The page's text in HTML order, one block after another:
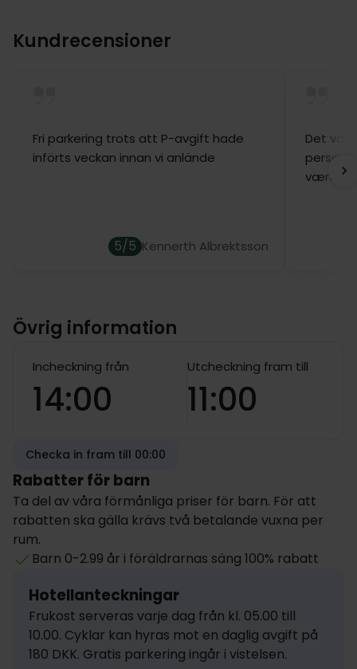
Kundrecensioner
Fri parkering trots att P-avgift hade
införts veckan innan vi anlände
5/5 Kennerth Albrektsson
Det var
være ❤️
Övrig information
Incheckning från
14:00
Utcheckning fram till
11:00
Checka in fram till 00:00
Rabatter för barn
Ta del av våra förmånliga priser för barn. För att
rabatten ska gälla krävs två betalande vuxna per
rum.
Barn 0-2.99 år i föräldrarnas säng 100% rabatt
Hotellanteckningar
Frukost serveras varje dag från kl. 05.00 till
10.00. Cyklar kan hyras mot en daglig avgift på
180 DKK. Gratis parkering ingår i vistelsen.